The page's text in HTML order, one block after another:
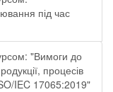
під час
"Вимоги до
процесів
IEC 17065:2019"